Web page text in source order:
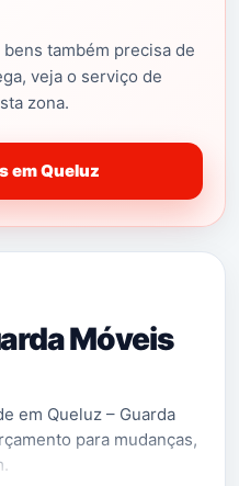
também precisa de
veja o serviço de
zona.
em Queluz
Móveis
em Queluz – Guarda
para mudanças,